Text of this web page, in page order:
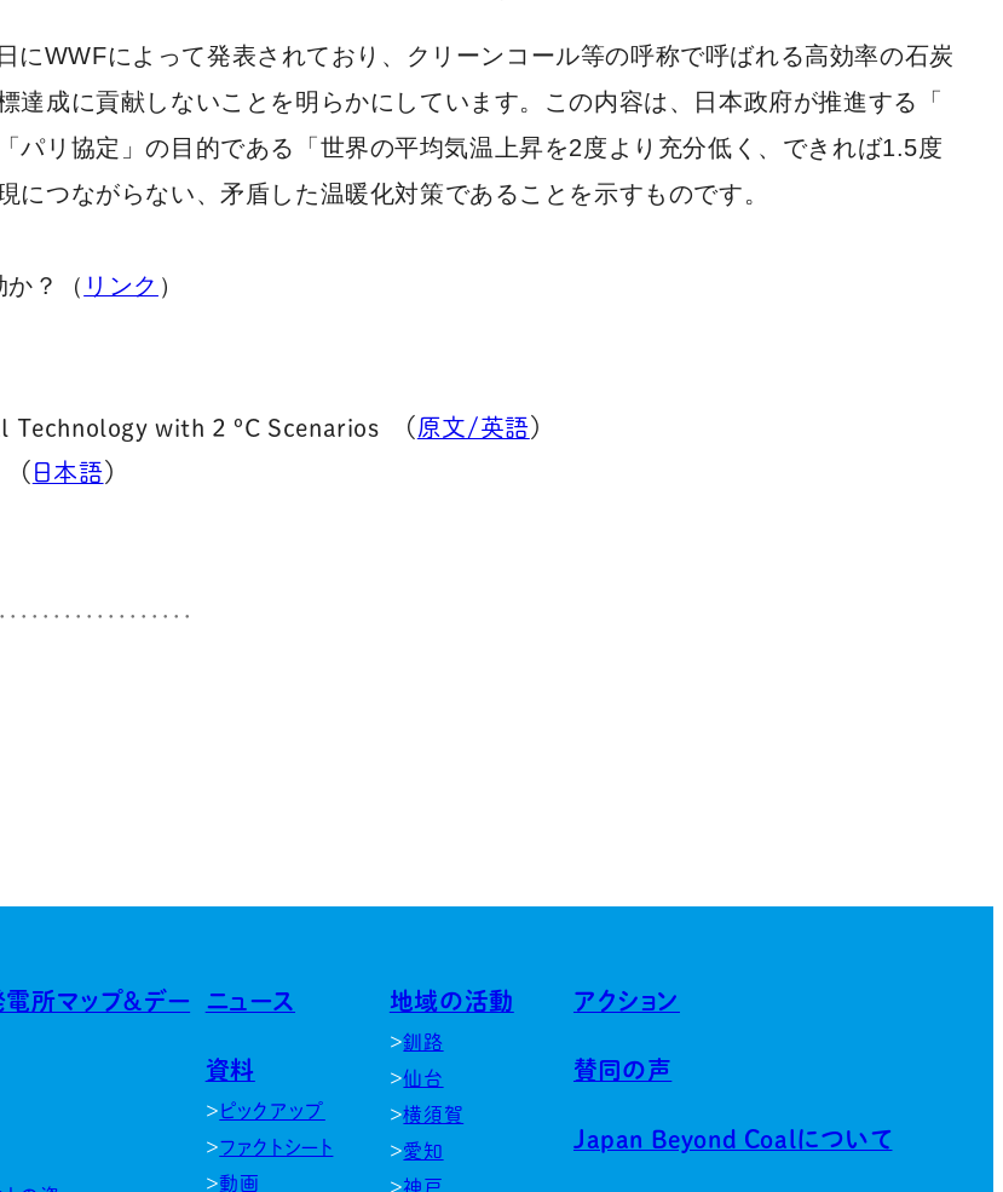
にWWFによって発表されており、
クリーンコール等の呼称で呼ばれる高効率の石炭
達成に貢献しないことを明らかにしています。この内容は、日本政府が推進する「
パリ協定」の目的である「世界の平均気温上昇を2度より充分低く、 できれば1.5度
につながらない、 矛盾した温暖化対策であることを示すものです。
？（ リンク ）
Technology with 2 ºC Scenarios （ 原文/英語 ）
（ 日本語 ）
所マップ＆デー
ニュース
資料
ピックアップ
ファクトシート
動画
地域の活動
釧路
仙台
横須賀
愛知
神戸
アクション
賛同の声
Japan Beyond Coalについて